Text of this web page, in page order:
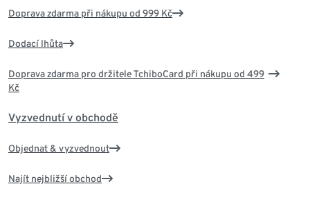
Doprava zdarma při nákupu od 999 Kč
Dodací lhůta
Doprava zdarma pro držitele TchiboCard při nákupu od 499
Kč
Vyzvednutí v obchodě
Objednat & vyzvednout
Najít nejbližší obchod